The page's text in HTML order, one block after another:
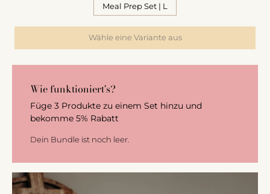
Meal Prep Set | L
Wähle eine Variante aus
Wie funktioniert's?
Füge 3 Produkte zu einem Set hinzu und
bekomme 5% Rabatt
Dein Bundle ist noch leer.